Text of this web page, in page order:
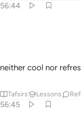
56:44
neither cool nor
Tafsirs Lessons
56:45